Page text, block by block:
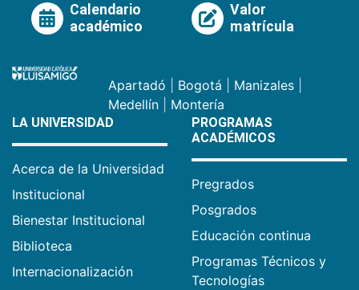
Calendario
académico
Valor
matrícula
Apartadó Bogotá Manizales
Medellín
Montería
LA UNIVERSIDAD
Acerca de la Universidad
Institucional
Bienestar Institucional
Biblioteca
Internacionalización
PROGRAMAS
ACADÉMICOS
Pregrados
Posgrados
Educación continua
Programas Técnicos y
Tecnologías